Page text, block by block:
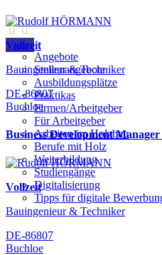
Jobs
Angebote
Stellenangebote
Ausbildungsplätze
Praktikas
Firmen/Arbeitgeber
Für Arbeitgeber
Arbeiten im Holzbau
Berufe mit Holz
Weiterbildung
Studiengänge
Digitalisierung
Tipps für digitale
Vollzeit
Bauingenieur & Techniker
DE-86807
Buchloe
Business Development
Vollzeit
Bauingenieur & Techniker
DE-86807
Buchloe